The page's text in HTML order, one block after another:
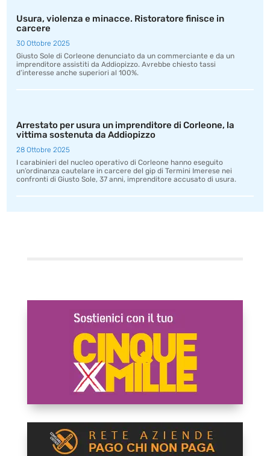
Usura, violenza e minacce. Ristoratore finisce in
carcere
30 Ottobre 2025
Giusto Sole di Corleone denunciato da un commerciante e da un
imprenditore assistiti da Addiopizzo. Avrebbe chiesto tassi
d’interesse anche superiori al 100%.
Arrestato per usura un imprenditore di Corleone, la
vittima sostenuta da Addiopizzo
28 Ottobre 2025
I carabinieri del nucleo operativo di Corleone hanno eseguito
un’ordinanza cautelare in carcere del gip di Termini Imerese nei
confronti di Giusto Sole, 37 anni, imprenditore accusato di usura.